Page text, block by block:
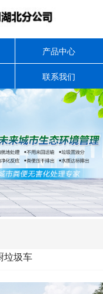
产品中心
联系我们
垃圾车